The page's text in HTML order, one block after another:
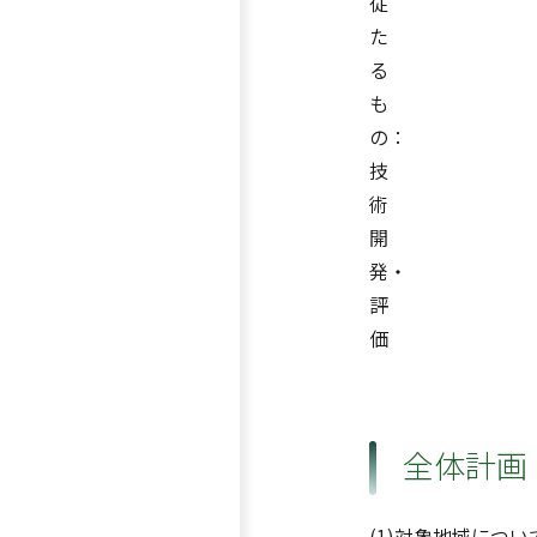
た
る
も
の：
技
術
開
発・
評
価
全体計画